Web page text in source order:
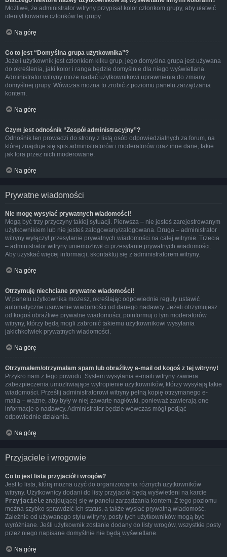
Możliwe, że administrator witryny przypisał kolor członkom grupy, aby ułatwić
identyfikowanie członków tej grupy.
Na górę
Co to jest “Domyślna grupa użytkownika”?
Jeżeli użytkownik jest członkiem kilku grup, jego domyślna grupa jest używana
do określenia, jaki kolor i ranga będzie domyślnie dla niego wyświetlana.
Administrator witryny może nadać użytkownikowi uprawnienia do zmiany
domyślnej grupy. Wówczas można to zrobić z poziomu panelu zarządzania
kontem.
Na górę
Czym jest odnośnik “Zespół administracyjny”?
Odnośnik ten prowadzi do strony z listą osób odpowiedzialnych za forum, na
której znajduje się spis administratorów i moderatorów oraz inne dane, takie
jak fora przez nich moderowane.
Na górę
Prywatne wiadomości
Nie mogę wysyłać prywatnych wiadomości!
Mogą być trzy przyczyny takiej sytuacji. Pierwsza – nie jesteś zarejestrowanym
użytkownikiem lub nie jesteś zalogowany/zalogowana. Druga – administrator
witryny wyłączył przesyłanie prywatnych wiadomości na całej witrynie. Trzecia
– administrator witryny uniemożliwił ci przesyłanie prywatnych wiadomości.
Aby uzyskać więcej informacji, skontaktuj się z administratorem witryny.
Na górę
Otrzymuję niechciane prywatne wiadomości!
W panelu użytkownika możesz, określając odpowiednie reguły ustawić
automatyczne usuwanie wiadomości od danego nadawcy. Jeżeli otrzymujesz
od kogoś obraźliwe prywatne wiadomości, poinformuj o tym moderatorów
witryny, którzy będą mogli zabronić takiemu użytkownikowi wysyłania
jakichkolwiek prywatnych wiadomości.
Na górę
Otrzymałem/otrzymałam spam lub obraźliwy e-mail od kogoś z tej witryny!
Przykro nam z tego powodu. System wysyłania e-maili witryny zawiera
zabezpieczenia umożliwiające wytropienie użytkowników, którzy wysyłają takie
wiadomości. Prześlij administratorowi witryny pełną kopię otrzymanego e-
maila – ważne, aby były w niej zawarte nagłówki, ponieważ zawierają one
informacje o nadawcy. Administrator będzie wówczas mógł podjąć
odpowiednie działania.
Na górę
Przyjaciele i wrogowie
Co to jest lista przyjaciół i wrogów?
Jest to lista, którą można użyć do organizowania różnych użytkowników
witryny. Użytkownicy dodani do listy przyjaciół będą wyświetleni na karcie
Przyjaciele znajdującej się w panelu zarządzania kontem. Z tego poziomu
można szybko sprawdzić ich status, a także wysłać prywatną wiadomość.
Zależnie od używanego stylu witryny, posty tych użytkowników mogą być
wyróżniane. Jeśli użytkownik zostanie dodany do listy wrogów, wszystkie posty
przez niego napisane domyślnie nie będą wyświetlane.
Na górę